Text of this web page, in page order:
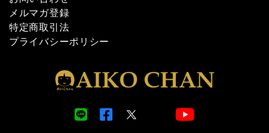
メルマガ登録
特定商取引法
プライバシーポリシー